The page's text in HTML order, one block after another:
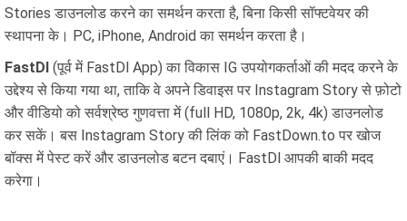
Stories डाउनलोड करने का समर्थन करता है, बिना किसी सॉफ्टवेयर की
स्थापना के। PC, iPhone, Android का समर्थन करता है।
FastDl (पूर्व में FastDl App) का विकास IG उपयोगकर्ताओं की मदद करने के
उद्देश्य से किया गया था, ताकि वे अपने डिवाइस पर Instagram Story से फ़ोटो
और वीडियो को सर्वश्रेष्ठ गुणवत्ता में (full HD, 1080p, 2k, 4k) डाउनलोड
कर सकें। बस Instagram Story की लिंक को FastDown.to पर खोज
बॉक्स में पेस्ट करें और डाउनलोड बटन दबाएं। FastDl आपकी बाकी मदद
करेगा।